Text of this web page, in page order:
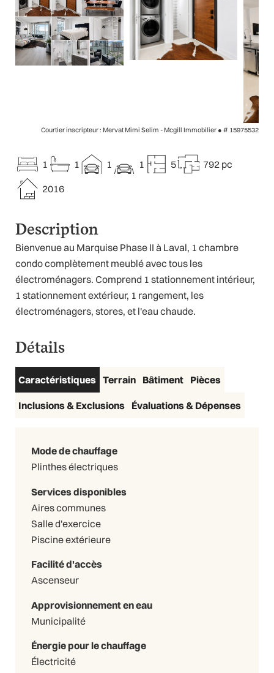
Courtier inscripteur : Mervat Mimi Selim - Mcgill Immobilier ● # 15975532
1 1 1 1 5
792 pc
2016
Description
Bienvenue au Marquise Phase II à Laval, 1 chambre
condo complètement meublé avec tous les
électroménagers. Comprend 1 stationnement intérieur,
1 stationnement extérieur, 1 rangement, les
électroménagers, stores, et l'eau chaude.
Détails
Caractéristiques Terrain Bâtiment Pièces
Inclusions & Exclusions Évaluations & Dépenses
Mode de chauffage
Plinthes électriques
Services disponibles
Aires communes
Salle d'exercice
Piscine extérieure
Facilité d'accès
Ascenseur
Approvisionnement en eau
Municipalité
Énergie pour le chauffage
Électricité